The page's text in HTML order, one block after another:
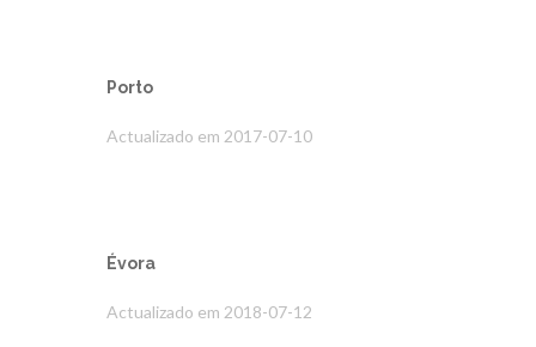
Porto
Actualizado em 2017-07-10
Évora
Actualizado em 2018-07-12